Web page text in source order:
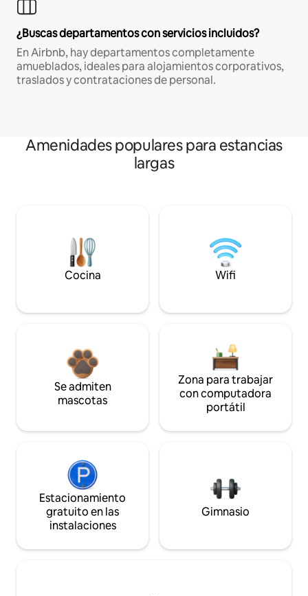
¿Buscas departamentos con servicios incluidos?
En Airbnb, hay departamentos completamente
amueblados, ideales para alojamientos corporativos,
traslados y contrataciones de personal.
Amenidades populares para estancias
largas
Cocina Wifi
Se admiten
mascotas
Zona para trabajar
con computadora
portátil
Estacionamiento
gratuito en las
instalaciones
Gimnasio